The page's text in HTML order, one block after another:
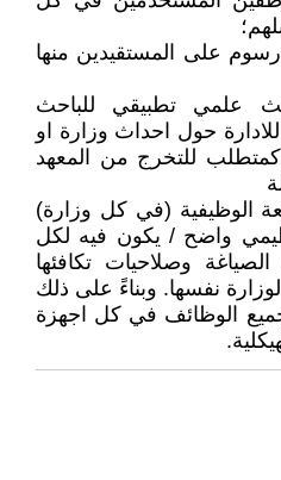
على المستقيدين منها
علمي تطبيقي للباحث
حول احداث وزارة او
للوظيفة العامة 2007 كمتطلب للتخرج من المعهد
الوظيفية (في كل وزارة)
واضح / يكون فيه لكل
وصلاحيات تكافئها
نفسها. وبناءً على ذلك
الوظائف في كل اجهزة